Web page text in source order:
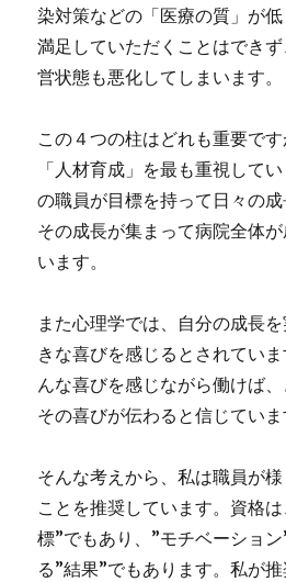
染対策などの「医療の質」が
満足していただくことはでき
営状態も悪化してしまいます。
この４つの柱はどれも重要で
「人材育成」を最も重視して
の職員が目標を持って日々の成
その成長が集まって病院全体
います。
また心理学では、自分の成長
きな喜びを感じるとされてい
んな喜びを感じながら働けば
その喜びが伝わると信じていま
そんな考えから、私は職員が
ことを推奨しています。資格
標”でもあり、”モチベーショ
る”結果”でもあります。私が推